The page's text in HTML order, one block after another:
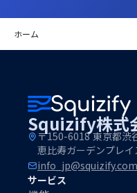
ホーム
Squizify株式
〒150-6018 東京都渋
恵比寿ガーデンプレ
info_jp@squizify.com
サービス